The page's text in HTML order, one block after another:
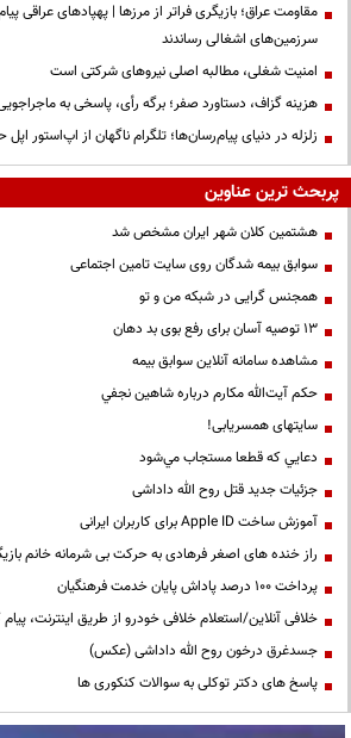
مقاومت عراق؛ بازیگری فراتر از مرزها | پهپادهای عراقی
سرزمین‌های اشغالی رساندند
‌امنیت شغلی، مطالبه اصلی نیروهای شرکتی است
هزینه گزاف، دستاورد صفر؛ برگه رأی، پاسخی به
زلزله در دنیای پیام‌رسان‌ها؛ تلگرام ناگهان از اپ‌استور
پربحث ترین عناوین
هشتمین کلان شهر ایران مشخص شد
سوابق بیمه شدگان روی سایت تامین اجتماعی
همجنس گرایی در شبکه من و تو
13 توصیه آسان برای رفع بوی بد دهان
مشاهده سامانه آنلاين سوابق بیمه
حكم آيت‌الله مكارم درباره شاهين نجفي
سایتهای همسریابی!
دعايي كه قطعا مستجاب مي‌شود
جزئیات جدید قتل روح الله داداشی
آموزش ساخت Apple ID برای کاربران ایرانی
راز خنده های اصغر فرهادی به حرکت بی شرمانه خانم
پرداخت ۱۰۰ درصد پاداش پایان خدمت فرهنگیان
خلافی آنلاین/استعلام خلافی خودرو از طریق اینترنت، پیام
جسدغرق درخون روح الله داداشی (عکس)
پاسخ های دکتر توکلی به سوالات کنکوری ها